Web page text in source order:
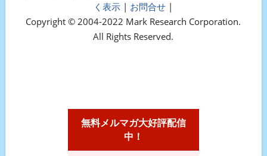
く表示 | お問合せ |
Copyright © 2004-2022 Mark Research Corporation.
All Rights Reserved.
無料メルマガ大好評配信
中！